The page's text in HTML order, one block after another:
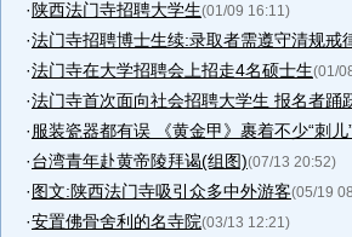
· 陕西法门寺招聘大学生(01/09 16:11)
·法门寺招聘博士生续:录取者需遵守清规戒
·法门寺在大学招聘会上招走4名硕士生(01/
·法门寺首次面向社会招聘大学生 报名者踊
·服装瓷器都有误 《黄金甲》裹着不少“刺儿
·台湾青年赴黄帝陵拜谒(组图)(07/13 20:52)
·图文:陕西法门寺吸引众多中外游客(05/19
·安置佛骨舍利的名寺院(03/13 12:21)